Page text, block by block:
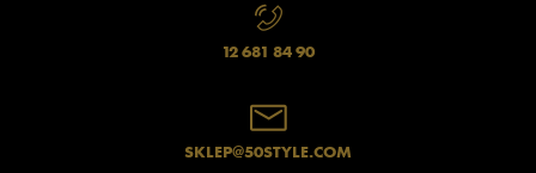
12 681 84 90
SKLEP@50STYLE.COM